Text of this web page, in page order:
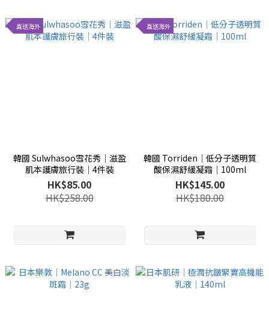
直送海外
韓國 Sulwhasoo雪花秀│滋盈
肌本護膚旅行裝│4件裝
HK$85.00
HK$258.00
直送海外
韓國 Torriden│低分子透明質
酸保濕舒緩凝霜│100ml
HK$145.00
HK$180.00